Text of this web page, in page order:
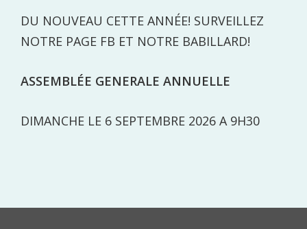
DU NOUVEAU CETTE ANNÉE! SURVEILLEZ
NOTRE PAGE FB ET NOTRE BABILLARD!
ASSEMBLÉE GENERALE ANNUELLE
DIMANCHE LE 6 SEPTEMBRE 2026 A 9H30